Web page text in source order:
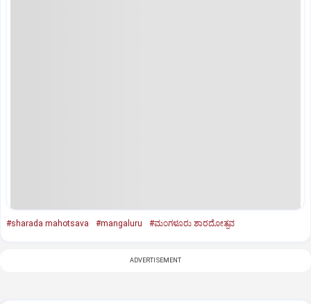
#sharada mahotsava #mangaluru #ಮಂಗಳೂರು ಶಾರದೋತ್ಸವ
ADVERTISEMENT